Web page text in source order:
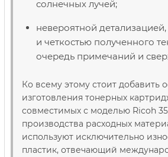
солнечных лучей;
невероятной
и четкостью полученного
очередь примечаний и
Ко всему этому стоит добавить
изготовления тонерных
совместимых с моделью Ricoh
производства расходных
используют исключительно
пластик, отвечающий